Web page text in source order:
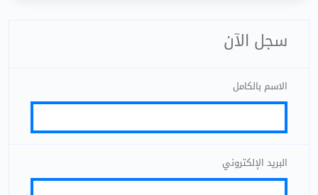
سجل الآن
الاسم بالكامل
البريد الإلكتروني